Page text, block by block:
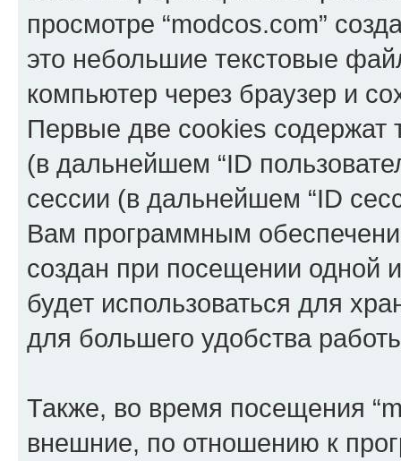
просмотре “modcos.com”
это небольшие текстовые
компьютер через браузер и
Первые две cookies содержат
(в дальнейшем “ID
сессии (в дальнейшем “ID
Вам программным
создан при посещении одной
будет использоваться для
для большего удобства
Также, во время посещения
внешние, по отношению к